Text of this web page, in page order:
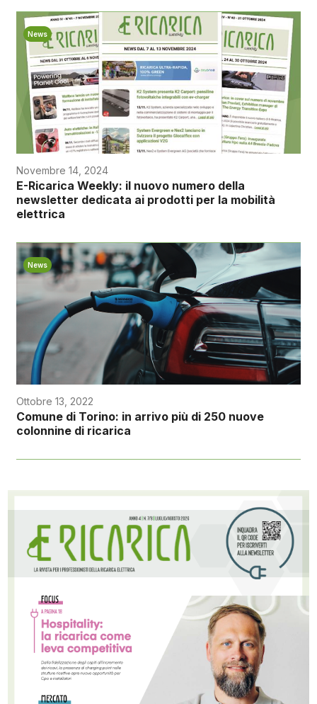
News
Novembre 14, 2024
E-Ricarica Weekly: il nuovo numero della
newsletter dedicata ai prodotti per la mobilità
elettrica
News
Ottobre 13, 2022
Comune di Torino: in arrivo più di 250 nuove
colonnine di ricarica